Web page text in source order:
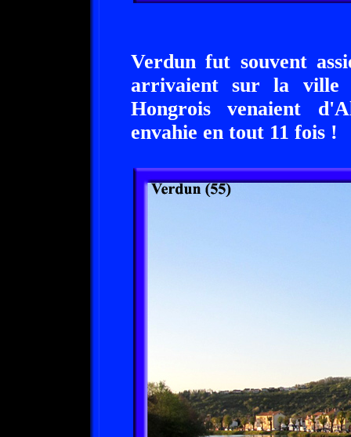
Verdun fut souvent
arrivaient sur la ville
Hongrois venaient
envahie en tout 11 fois !